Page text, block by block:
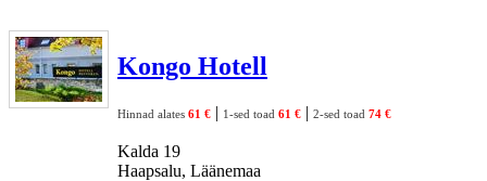
Kongo Hotell
Hinnad alates 61 € | 1-sed toad 61 € | 2-sed toad 74 €
Kalda 19
Haapsalu, Läänemaa